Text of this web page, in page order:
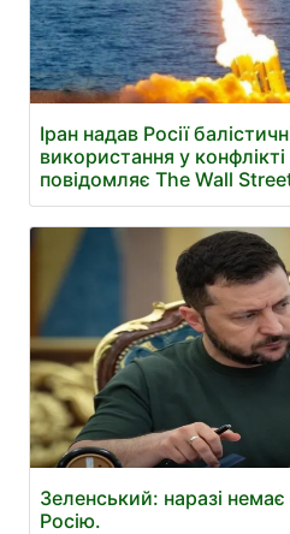
Іран надав Росії
використання у
повідомляє The Wall
Зеленський: наразі
Росію.